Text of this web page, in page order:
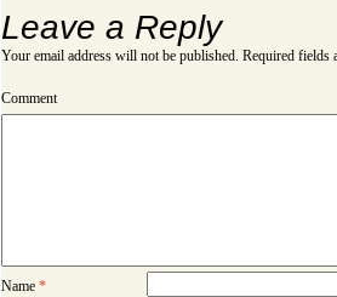
Leave a Reply
Your email address will not be published. Required fields
Comment
Name *